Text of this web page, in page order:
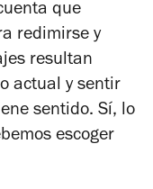
que
redimirse y
resultan
actual y sentir
sentido. Sí, lo
escoger